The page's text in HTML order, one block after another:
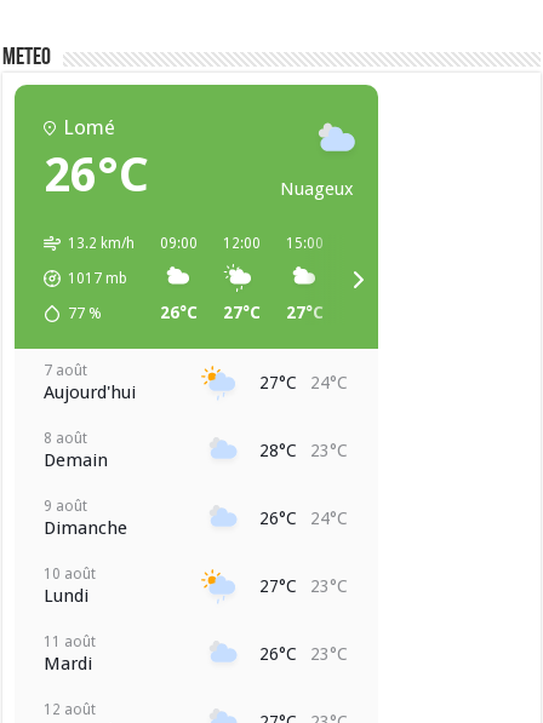
METEO
Lomé
26°C Nuageux
13.2 km/h
1017 mb
77 %
09:00
26°C
12:00
27°C
15:00
27°C
7 août
Aujourd'hui 27°C 24°C
8 août
Demain 28°C 23°C
9 août
Dimanche 26°C 24°C
10 août
Lundi 27°C 23°C
11 août
Mardi 26°C 23°C
12 août